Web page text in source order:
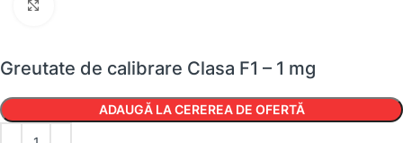
Greutate de calibrare Clasa F1 – 1 mg
ADAUGĂ LA CEREREA DE OFERTĂ